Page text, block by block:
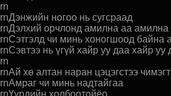
rn
rnДэнжийн ногоо нь сугсраад
rnДэлхий орчлонд амилна аа амилна
rnСэтгэлд чи минь хоногшоод байна
rnСэвтээ нь үгүй хайр уу даа хайр уу
rn
rnАй хө алтан наран цэцэгстээ
rnАмраг чи минь надтайгаа
rnҮүрдийн холбоотойёо